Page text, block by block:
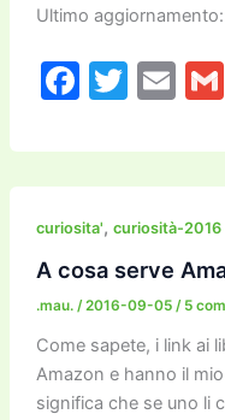
Ultimo
F
c
e
b
o
o
k
T
itt
er
E
ai
l
curiosita', curiosità-2016
A cosa serve
.mau. /2016-09-05 / 5
Come sapete, i link ai
Amazon e hanno il
significa che se uno li